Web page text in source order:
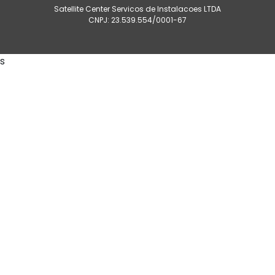
Satellite Center Servicos de Instalacoes LTDA
CNPJ: 23.539.554/0001-67
s